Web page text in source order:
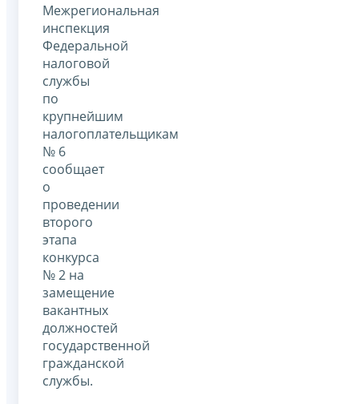
Межрегиональная
инспекция
Федеральной
налоговой
службы
по
крупнейшим
налогоплательщикам
№ 6
сообщает
о
проведении
второго
этапа
конкурса
№ 2 на
замещение
вакантных
должностей
государственной
гражданской
службы.